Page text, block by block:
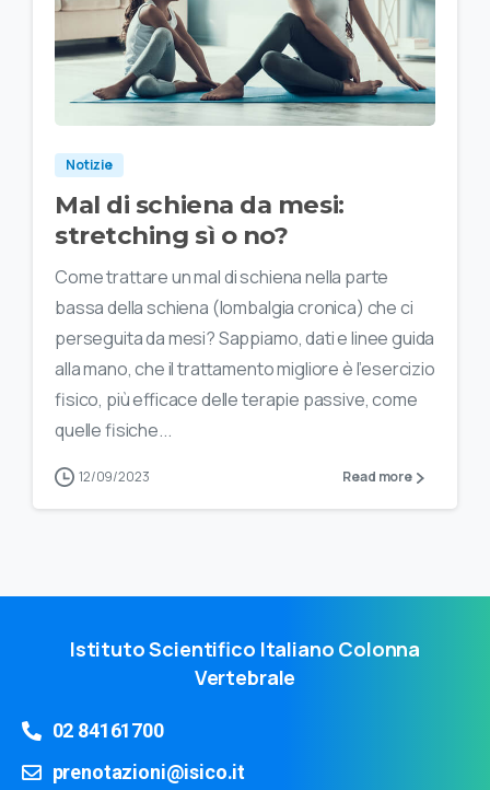
Notizie
Mal di schiena da mesi:
stretching sì o no?
Come trattare un mal di schiena nella parte
bassa della schiena (lombalgia cronica) che ci
perseguita da mesi? Sappiamo, dati e linee guida
alla mano, che il trattamento migliore è l’esercizio
fisico, più efficace delle terapie passive, come
quelle fisiche...
12/09/2023 Read more
Istituto Scientifico Italiano Colonna
Vertebrale
02 84161700
prenotazioni@isico.it